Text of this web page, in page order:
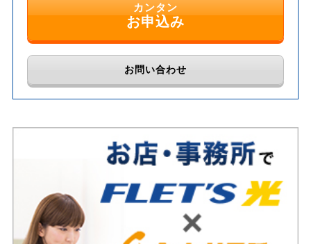
カンタン
お申込み
お問い合わせ